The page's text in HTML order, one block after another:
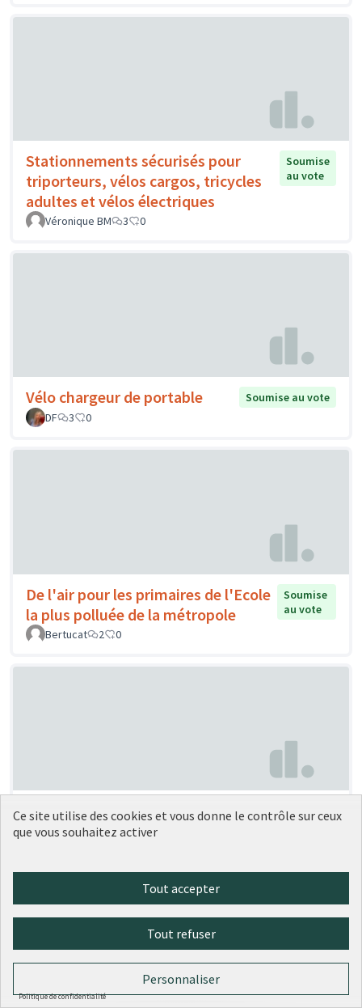
Stationnements sécurisés pour
triporteurs, vélos cargos, tricycles
adultes et vélos électriques
Soumise
au vote
Véronique BM 3 0
Vélo chargeur de portable
Soumise au vote
DF
3 0
De l'air pour les primaires de l'Ecole
la plus polluée de la métropole
Soumise
au vote
Bertucat
2 0
Végétaliser la dalle Artaud
Soumise au vote
Anouk Céline Julie FLAMANT
Ce site utilise des cookies et vous donne le contrôle sur ceux
que vous souhaitez activer
Tout accepter
Tout refuser
Personnaliser
Politique de confidentialité